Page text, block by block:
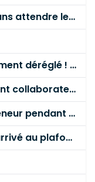
ESN qui paient en fin de mois sans attendre le paiement client ?
Le marché de l'IT est complètement déréglé ! STOP à cette mascarade ! Il faut s'unir et résister !
aide changement statut conjoint collaborateur
Mixer portage et auto entrepreneur pendant des années - quel risque ?
🚨 Réforme ARE 2025 : qui est arrivé au plafond des 60 % en gardant son entreprise ?